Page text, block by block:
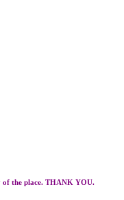
of the place. THANK YOU.